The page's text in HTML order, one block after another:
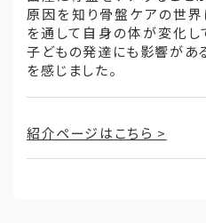
原因を知り骨盤ケアの世界
を通して自身の体が変化し
子どもの発達にも影響があ
を感じました。
紹介ページはこちら >